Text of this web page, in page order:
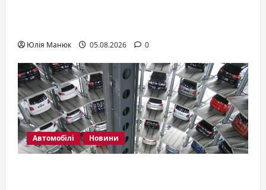
Юлія Манюк 05.08.2026 0
Автомобілі Новини